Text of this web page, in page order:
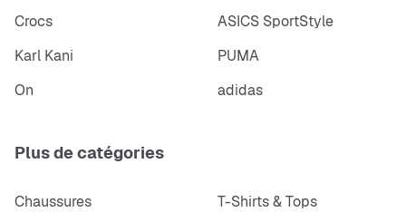
Crocs
ASICS SportStyle
Karl Kani
PUMA
On
adidas
Plus de catégories
Chaussures
T-Shirts & Tops